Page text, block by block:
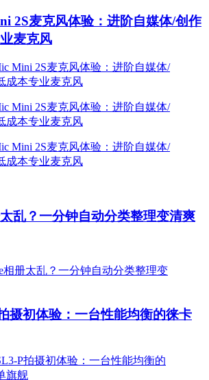
2S麦克风体验：进阶自媒体/创作
麦克风
乱？一分钟自动分类整理变清爽
摄初体验：一台性能均衡的徕卡